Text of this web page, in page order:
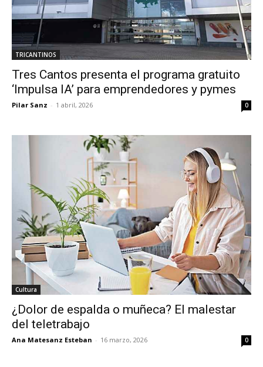
TRICANTINOS
Tres Cantos presenta el programa gratuito
‘Impulsa IA’ para emprendedores y pymes
Pilar Sanz - 1 abril, 2026 0
Cultura
¿Dolor de espalda o muñeca? El malestar
del teletrabajo
Ana Matesanz Esteban - 16 marzo, 2026 0